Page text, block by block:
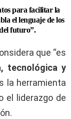
para facilitar la
el lenguaje de los
futuro”.
que “es
tecnológica y
la herramienta
el liderazgo de